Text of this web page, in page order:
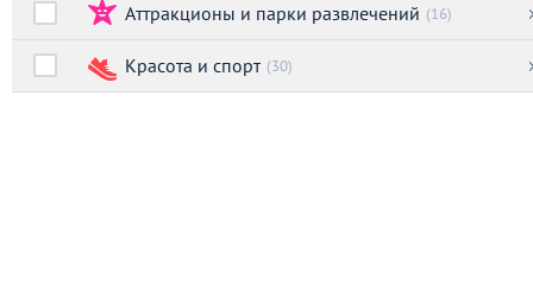
Аттракционы и парки развлечений (16)
Красота и спорт (30)